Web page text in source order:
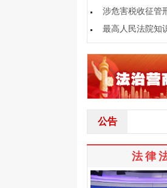
查
涉危害税收征管
用问题探讨
最高人民法院知
要旨摘要（2025）
公告
法律